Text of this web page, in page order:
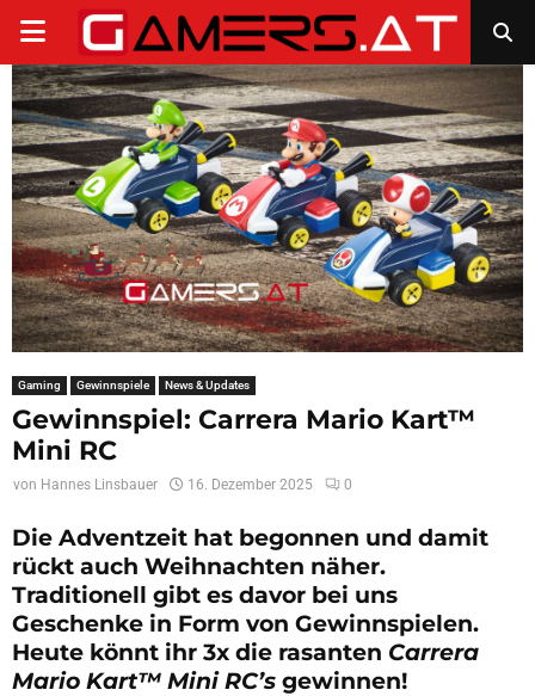
PRIMARY
MENU
Gaming Gewinnspiele News & Updates
Gewinnspiel: Carrera Mario Kart™
Mini RC
von Hannes Linsbauer 16. Dezember 2025 0
Die Adventzeit hat begonnen und damit
rückt auch Weihnachten näher.
Traditionell gibt es davor bei uns
Geschenke in Form von Gewinnspielen.
Heute könnt ihr 3x die rasanten Carrera
Mario Kart™ Mini RC’s gewinnen!